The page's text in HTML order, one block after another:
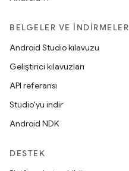
BELGELER VE İNDIRMELER
Android Studio kılavuzu
Geliştirici kılavuzları
API referansı
Studio'yu indir
Android NDK
DESTEK